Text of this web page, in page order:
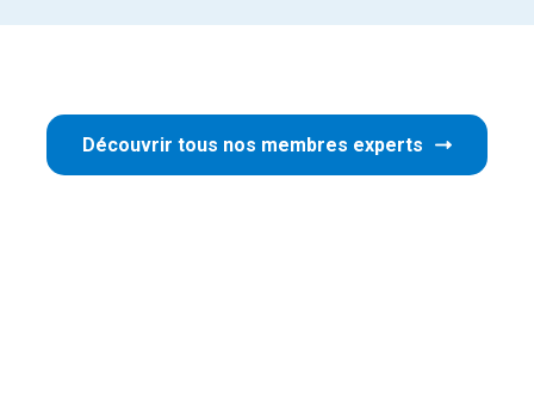
Découvrir tous nos membres experts